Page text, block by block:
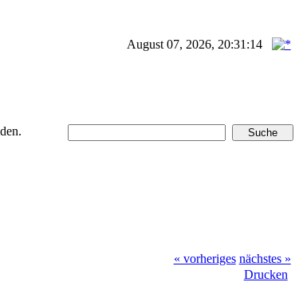
August 07, 2026, 20:31:14
« vorheriges nächstes »
Drucken